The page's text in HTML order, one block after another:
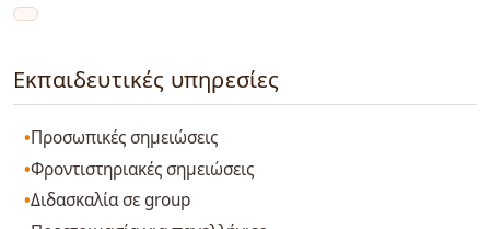
Εκπαιδευτικές υπηρεσίες
Προσωπικές σημειώσεις
Φροντιστηριακές σημειώσεις
Διδασκαλία σε group